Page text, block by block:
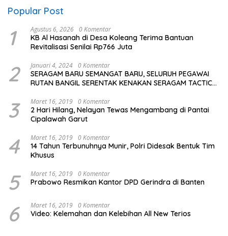
Popular Post
1 Agustus 6, 2026 0 Komentar
KB Al Hasanah di Desa Koleang Terima Bantuan
Revitalisasi Senilai Rp766 Juta
2 Januari 4, 2024 0 Komentar
SERAGAM BARU SEMANGAT BARU, SELURUH PEGAWAI
RUTAN BANGIL SERENTAK KENAKAN SERAGAM TACTICAL
3 Maret 16, 2019 0 Komentar
2 Hari Hilang, Nelayan Tewas Mengambang di Pantai
Cipalawah Garut
4 Maret 16, 2019 0 Komentar
14 Tahun Terbunuhnya Munir, Polri Didesak Bentuk Tim
Khusus
5 Maret 16, 2019 0 Komentar
Prabowo Resmikan Kantor DPD Gerindra di Banten
6 Maret 16, 2019 0 Komentar
Video: Kelemahan dan Kelebihan All New Terios